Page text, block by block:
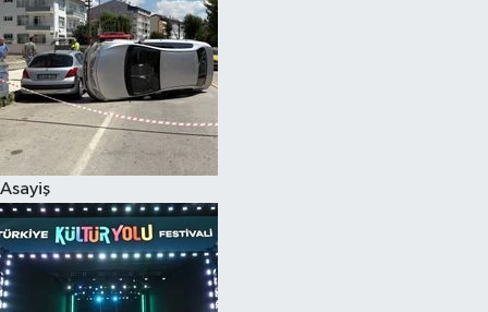
Asayiş
Televizyon
Yaşam-Çevre